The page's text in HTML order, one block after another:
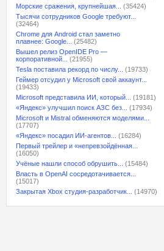
Морские сражения, крупнейшая...
(35424)
Тысячи сотрудников Google требуют...
(32464)
Chrome для Android стал заметно
плавнее: Google...
(25482)
Вышел релиз OpenIDE Pro —
корпоративной...
(21955)
Tesla поставила рекорд по числу...
(19733)
Геймер отсудил у Microsoft свой аккаунт...
(19433)
Microsoft представила ИИ, который...
(19181)
«Яндекс» улучшил поиск АЗС без...
(17934)
Microsoft и Mistral обменяются моделями...
(17707)
«Яндекс» посадил ИИ-агентов...
(16284)
Первый трейлер и «непревзойдённая...
(16050)
Учёные нашли способ обрушить...
(15484)
Власть в OpenAI сосредотачивается...
(15017)
Закрытая Xbox студия-разработчик...
(14970)